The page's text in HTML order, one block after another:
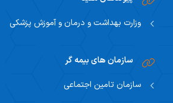
وزارت بهداشت و درمان و آموزش پزشکی
سازمان های بیمه گر
سازمان تامین اجتماعی